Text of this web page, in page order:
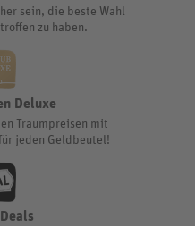
sein, die beste Wahl
zu haben.
Deluxe
Traumpreisen mit
jeden Geldbeutel!